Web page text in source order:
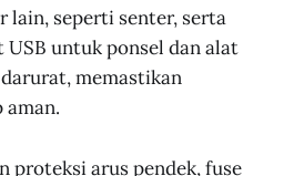
lain, seperti senter, serta
untuk ponsel dan alat
memastikan
aman.
proteksi arus pendek, fuse